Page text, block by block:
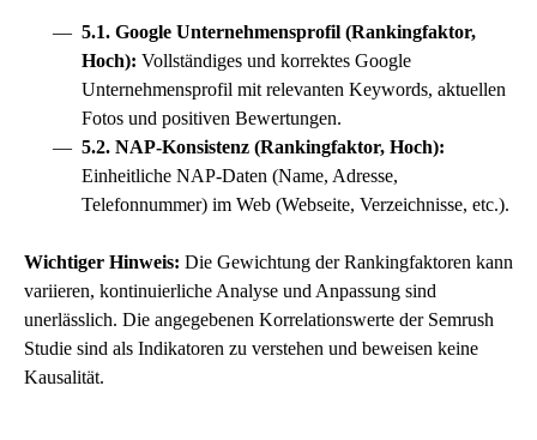
5.1. Google Unternehmensprofil (Rankingfaktor,
Hoch): Vollständiges und korrektes Google
Unternehmensprofil mit relevanten Keywords, aktuellen
Fotos und positiven Bewertungen.
5.2. NAP-Konsistenz (Rankingfaktor, Hoch):
Einheitliche NAP-Daten (Name, Adresse,
Telefonnummer) im Web (Webseite, Verzeichnisse, etc.).
Wichtiger Hinweis: Die Gewichtung der Rankingfaktoren kann
variieren, kontinuierliche Analyse und Anpassung sind
unerlässlich. Die angegebenen Korrelationswerte der Semrush
Studie sind als Indikatoren zu verstehen und beweisen keine
Kausalität.